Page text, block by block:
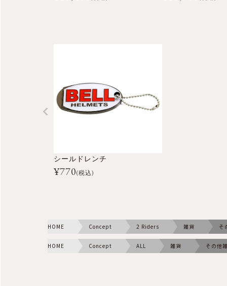
シールドレンチ
¥770(税込)
HOME Concept 2 Riders 雑貨 そ
HOME Concept ALL 雑貨 その他